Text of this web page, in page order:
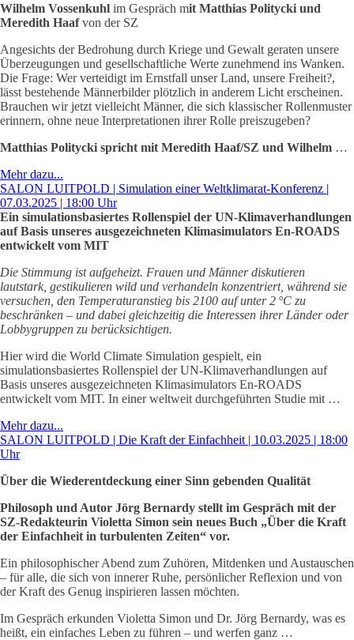
Wilhelm Vossenkuhl im Gespräch mit Matthias Politycki und
Meredith Haafvon der SZ
Angesichts der Bedrohung durch Kriege und Gewalt geraten unsere
Überzeugungen und gesellschaftliche Werte zunehmend ins Wanken.
Die Frage: Wer verteidigt im Ernstfall unser Land, unsere Freiheit?,
lässt bestehende Männerbilder plötzlich in anderem Licht erscheinen.
Brauchen wir jetzt vielleicht Männer, die sich klassischer Rollenmuster
erinnern, ohne neue Interpretationen ihrer Rolle preiszugeben?
Matthias Politycki spricht mit Meredith Haaf/SZ und Wilhelm …
Mehr dazu...
SALON LUITPOLD | Simulation einer Weltklimarat-Konferenz |
07.03.2025 | 18:00 Uhr
Ein simulationsbasiertes Rollenspiel der UN-Klimaverhandlungen
auf Basis unseres ausgezeichneten Klimasimulators En-ROADS
entwickelt vom MIT
Die Stimmung ist aufgeheizt. Frauen und Männer diskutieren
lautstark, gestikulieren wild und verhandeln konzentriert, während sie
versuchen, den Temperaturanstieg bis 2100 auf unter 2 °C zu
beschränken – und dabei gleichzeitig die Interessen ihrer Länder oder
Lobbygruppen zu berücksichtigen.
Hier wird die World Climate Simulation gespielt, ein
simulationsbasiertes Rollenspiel der UN-Klimaverhandlungen auf
Basis unseres ausgezeichneten Klimasimulators En-ROADS
entwickelt vom MIT. In einer weltweit durchgeführten Studie mit …
Mehr dazu...
SALON LUITPOLD | Die Kraft der Einfachheit | 10.03.2025 | 18:00
Uhr
Über die Wiederentdeckung einer Sinn gebenden Qualität
Philosoph und Autor Jörg Bernardy stellt im Gespräch mit der
SZ-Redakteurin Violetta Simon sein neues Buch „Über die Kraft
der Einfachheit in turbulenten Zeiten“ vor.
Ein philosophischer Abend zum Zuhören, Mitdenken und Austauschen
– für alle, die sich von innerer Ruhe, persönlicher Reflexion und von
der Kraft des Genug inspirieren lassen möchten.
Im Gespräch erkunden Violetta Simon und Dr. Jörg Bernardy, was es
heißt, ein einfaches Leben zu führen – und werfen ganz …